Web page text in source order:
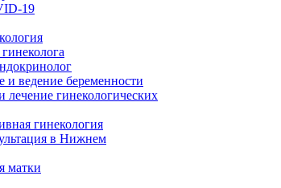
19
и ведение беременности
лечение гинекологических
гинекология
в Нижнем
матки